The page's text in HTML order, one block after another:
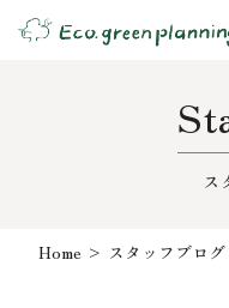
ス
Home > スタッフブログ